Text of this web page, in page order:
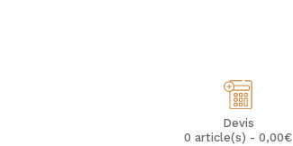
Devis
0 article(s) - 0,00€